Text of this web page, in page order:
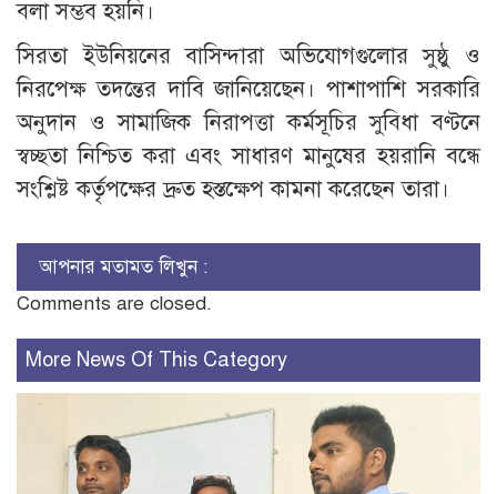
বলা সম্ভব হয়নি।
সিরতা ইউনিয়নের বাসিন্দারা অভিযোগগুলোর সুষ্ঠু ও
নিরপেক্ষ তদন্তের দাবি জানিয়েছেন। পাশাপাশি সরকারি
অনুদান ও সামাজিক নিরাপত্তা কর্মসূচির সুবিধা বণ্টনে
স্বচ্ছতা নিশ্চিত করা এবং সাধারণ মানুষের হয়রানি বন্ধে
সংশ্লিষ্ট কর্তৃপক্ষের দ্রুত হস্তক্ষেপ কামনা করেছেন তারা।
আপনার মতামত লিখুন :
Comments are closed.
More News Of This Category